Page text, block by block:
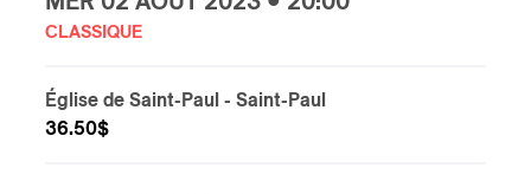
CLASSIQUE
Église de Saint-Paul - Saint-Paul
36.50$